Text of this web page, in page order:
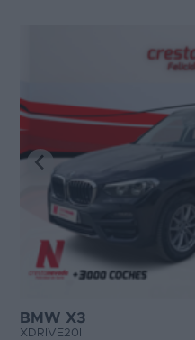
BMW X3
XDRIVE20I